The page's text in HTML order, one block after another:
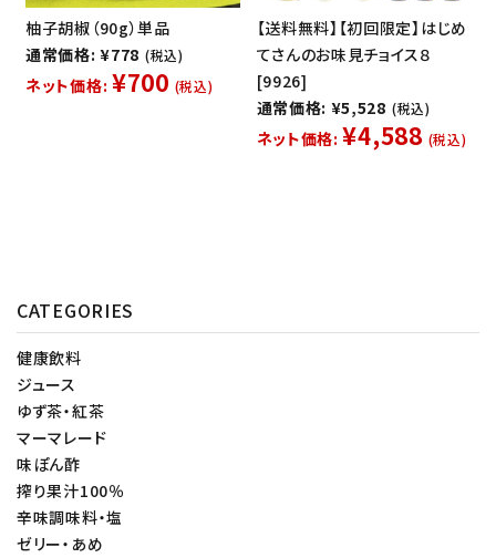
柚子胡椒（90g）単品
通常価格: ¥778 (税込)
ネット価格: ¥700 (税込)
【送料無料】【初回限定】はじめ
てさんのお味見チョイス８
[9926]
通常価格: ¥5,528 (税込)
ネット価格: ¥4,588 (税込)
CATEGORIES
健康飲料
ジュース
ゆず茶・紅茶
マーマレード
味ぽん酢
搾り果汁100％
辛味調味料・塩
ゼリー・あめ